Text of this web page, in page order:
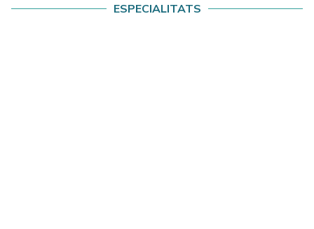
ESPECIALITATS